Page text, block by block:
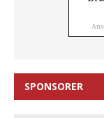
SPONSORER